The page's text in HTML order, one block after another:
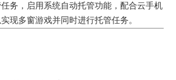
务，启用系统自动托管功能，配合云手机
现多窗游戏并同时进行托管任务。